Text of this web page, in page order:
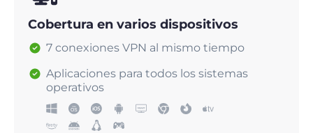
Cobertura en varios dispositivos
7 conexiones VPN al mismo tiempo
Aplicaciones para todos los sistemas
operativos